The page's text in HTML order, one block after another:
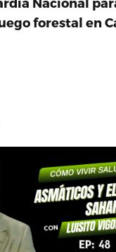
forestal en